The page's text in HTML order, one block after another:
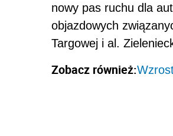
nowy pas ruchu dla
objazdowych
Targowej i al.
Zobacz również: